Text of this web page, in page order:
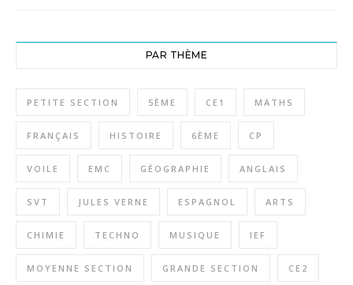
PAR THÈME
PETITE SECTION 5ÈME CE1 MATHS
FRANÇAIS HISTOIRE 6ÈME CP
VOILE EMC GÉOGRAPHIE ANGLAIS
SVT JULES VERNE ESPAGNOL ARTS
CHIMIE TECHNO MUSIQUE IEF
MOYENNE SECTION GRANDE SECTION CE2